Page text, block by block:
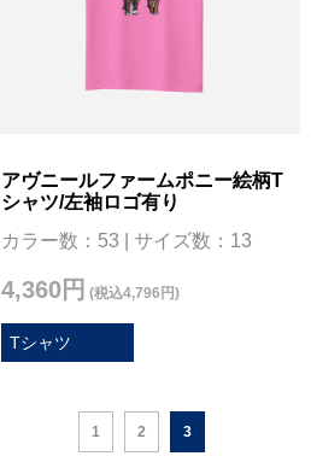
アヴニールファームポニー絵柄T
シャツ/左袖ロゴ有り
カラー数：53 | サイズ数：13
Tシャツ
4,360円 (税込4,796円)
1 2 3